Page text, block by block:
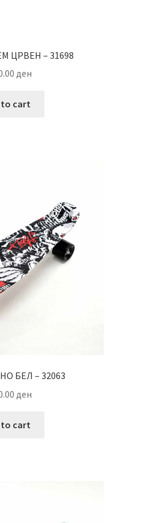
ЦРВЕН – 31698
ден
to cart
БЕЛ – 32063
ден
to cart